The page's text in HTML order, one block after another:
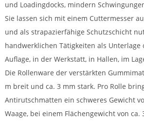
und Loadingdocks, mindern
Sie lassen sich mit einem Cuttermesser
und als strapazierfähige Schutzschicht
handwerklichen Tätigkeiten als Unterlage
Auflage, in der Werkstatt, in Hallen, im
Die Rollenware der verstärkten
m breit und ca. 3 mm stark. Pro Rolle
Antirutschmatten ein schweres Gewicht
Waage, bei einem Flächengewicht von ca.